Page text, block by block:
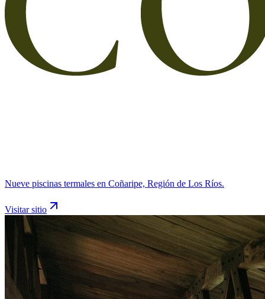
Nueve piscinas termales en Coñaripe, Región de Los Ríos.
Visitar sitio